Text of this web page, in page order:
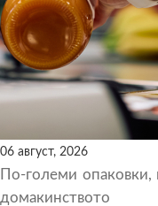
06 август, 2026
По-големи опаковки,
домакинството